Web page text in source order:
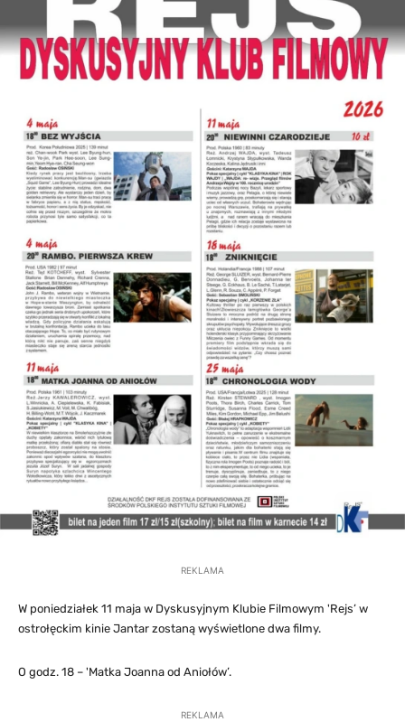
REKLAMA
W poniedziałek 11 maja w Dyskusyjnym Klubie Filmowym 'Rejs’ w
ostrołęckim kinie Jantar zostaną wyświetlone dwa filmy.
O godz. 18 – 'Matka Joanna od Aniołów’.
REKLAMA